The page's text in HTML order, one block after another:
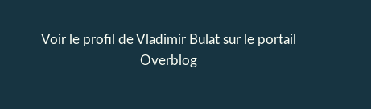
Voir le profil deVladimir Bulatsur le portail
Overblog